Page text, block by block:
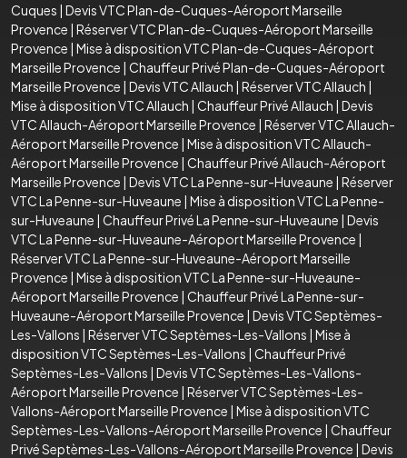
Cuques | Devis VTC Plan-de-Cuques-Aéroport Marseille
Provence | Réserver VTC Plan-de-Cuques-Aéroport Marseille
Provence | Mise à disposition VTC Plan-de-Cuques-Aéroport
Marseille Provence | Chauffeur Privé Plan-de-Cuques-Aéroport
Marseille Provence | Devis VTC Allauch | Réserver VTC Allauch |
Mise à disposition VTC Allauch | Chauffeur Privé Allauch | Devis
VTC Allauch-Aéroport Marseille Provence | Réserver VTC Allauch-
Aéroport Marseille Provence | Mise à disposition VTC Allauch-
Aéroport Marseille Provence | Chauffeur Privé Allauch-Aéroport
Marseille Provence | Devis VTC La Penne-sur-Huveaune | Réserver
VTC La Penne-sur-Huveaune | Mise à disposition VTC La Penne-
sur-Huveaune | Chauffeur Privé La Penne-sur-Huveaune | Devis
VTC La Penne-sur-Huveaune-Aéroport Marseille Provence |
Réserver VTC La Penne-sur-Huveaune-Aéroport Marseille
Provence | Mise à disposition VTC La Penne-sur-Huveaune-
Aéroport Marseille Provence | Chauffeur Privé La Penne-sur-
Huveaune-Aéroport Marseille Provence | Devis VTC Septèmes-
Les-Vallons | Réserver VTC Septèmes-Les-Vallons | Mise à
disposition VTC Septèmes-Les-Vallons | Chauffeur Privé
Septèmes-Les-Vallons | Devis VTC Septèmes-Les-Vallons-
Aéroport Marseille Provence | Réserver VTC Septèmes-Les-
Vallons-Aéroport Marseille Provence | Mise à disposition VTC
Septèmes-Les-Vallons-Aéroport Marseille Provence | Chauffeur
Privé Septèmes-Les-Vallons-Aéroport Marseille Provence | Devis